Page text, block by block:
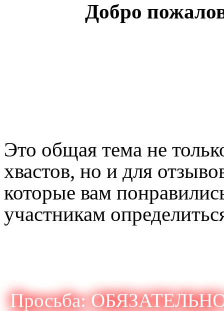
Добро
Это общая тема не
хвастов, но и для
которые вам
участникам
Просьба: ОБЯЗАТЕЛЬНО